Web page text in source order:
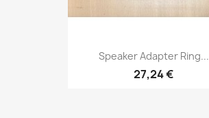
Speaker Adapter Ring...
27,24 €